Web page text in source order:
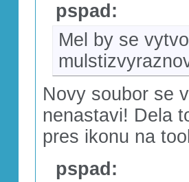
pspad:
Mel by se
Novy soubor se
nenastavi! Dela
pres ikonu na
pspad: